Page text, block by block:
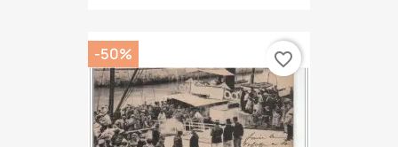
-50% favorite_border